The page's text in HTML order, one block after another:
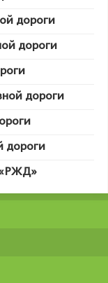
дороги
дороги
дороги
дороги
«РЖД»